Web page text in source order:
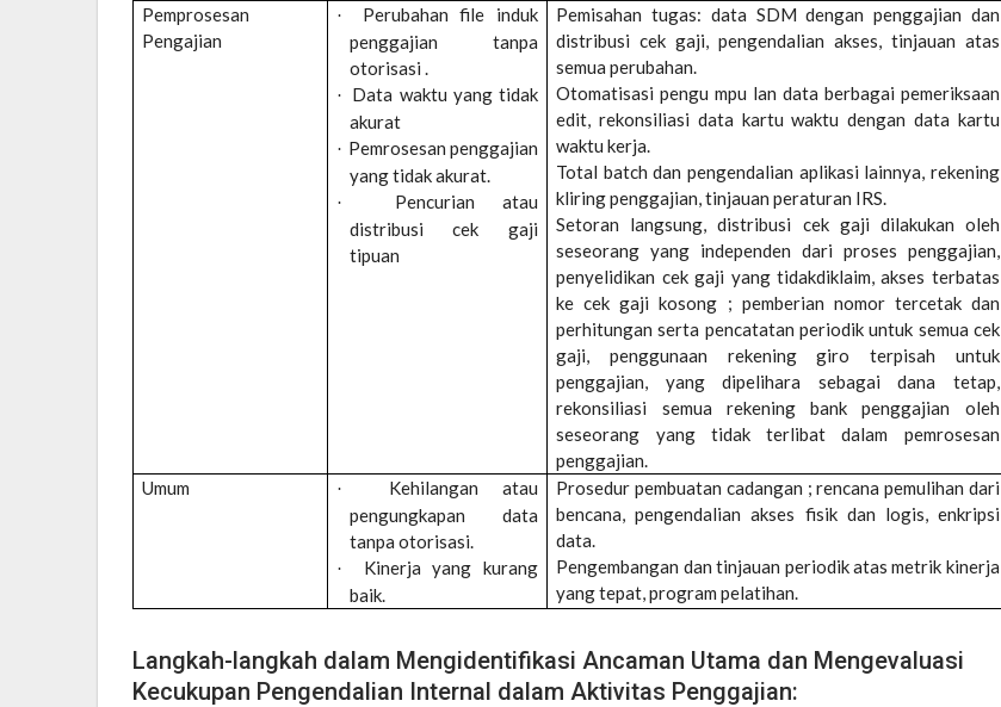
Pemprosesan
Pengajian
·
Perubahan file induk
penggajian tanpa
otorisasi .
·
Data waktu yang tidak
akurat
· Pemrosesan penggajian
yang tidak akurat.
·
Pencurian atau
distribusi cek gaji
tipuan
Pemisahan tugas: data SDM dengan penggajian dan
distribusi cek gaji, pengendalian akses, tinjauan atas
semua perubahan.
Otomatisasi pengu mpu lan data berbagai pemeriksaan
edit, rekonsiliasi data kartu waktu dengan data kartu
waktu kerja.
Total batch dan pengendalian aplikasi lainnya, rekening
kliring penggajian, tinjauan peraturan IRS.
Setoran langsung, distribusi cek gaji dilakukan oleh
seseorang yang independen dari proses penggajian,
penyelidikan cek gaji yang tidakdiklaim, akses terbatas
ke cek gaji kosong ; pemberian nomor tercetak dan
perhitungan serta pencatatan periodik untuk semua cek
gaji, penggunaan rekening giro terpisah untuk
penggajian, yang dipelihara sebagai dana tetap,
rekonsiliasi semua rekening bank penggajian oleh
seseorang yang tidak terlibat dalam pemrosesan
penggajian.
Umum
·
Kehilangan atau
pengungkapan data
tanpa otorisasi.
·
Kinerja yang kurang
baik.
Prosedur pembuatan cadangan ; rencana pemulihan dari
bencana, pengendalian akses fisik dan logis, enkripsi
data.
Pengembangan dan tinjauan periodik atas metrik kinerja
yang tepat, program pelatihan.
Langkah-langkah dalam Mengidentifikasi Ancaman Utama dan Mengevaluasi
Kecukupan Pengendalian Internal dalam Aktivitas Penggajian: